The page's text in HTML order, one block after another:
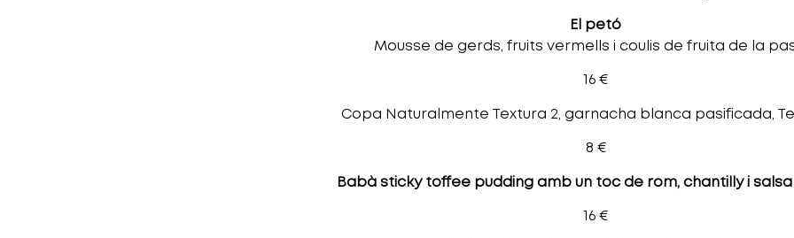
El petó
Mousse de gerds, fruits vermells i coulis de fruita de la
16 €
Copa Naturalmente Textura 2, garnacha blanca pasificada,
8 €
Babà sticky toffee pudding amb un toc de rom, chantilly i
16 €